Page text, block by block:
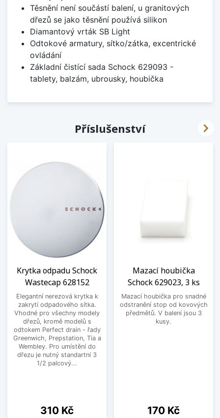
Těsnění není součástí balení, u granitových
dřezů se jako těsnění používá silikon
Diamantový vrták SB Light
Odtokové armatury, sítko/zátka, excentrické
ovládání
Základní čistící sada Schock 629093 -
tablety, balzám, ubrousky, houbička
Příslušenství
Krytka odpadu Schock
Wastecap 628152
Elegantní nerezová krytka k
zakrytí odpadového sítka.
Vhodné pro všechny modely
dřezů, kromě modelů s
odtokem Perfect drain - řady
Greenwich, Prepstation, Tia a
Wembley. Pro umístění do
dřezu je nutný standartní 3
1/2 palcový...
Cena
310 Kč
Mazací houbička
Schock 629023, 3 ks
Mazací houbička pro snadné
odstranění stop od kovových
předmětů. V balení jsou 3
kusy.
Cena
170 Kč
